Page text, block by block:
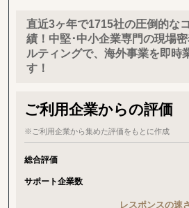
直近3ヶ年で1715社の圧倒的な
績！中堅･中小企業専門の現場
ルティングで、海外事業を即時
す！
ご利用企業からの評価
※ご利用企業から集めた評価をもとに作成
総合評価
サポート企業数